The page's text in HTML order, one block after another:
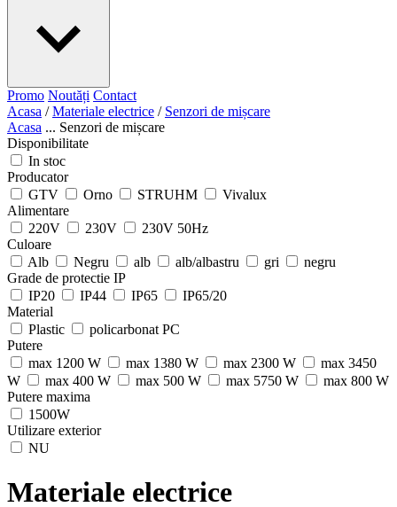
Promo Noutăți Contact
Acasa / Materiale electrice / Senzori de mișcare
Acasa ... Senzori de mișcare
Disponibilitate
In stoc
Producator
GTV
Orno STRUHM
Vivalux
Alimentare
220V
230V
230V 50Hz
Culoare
Alb
Negru alb alb/albastru gri
negru
Grade de protectie IP
IP20
IP44 IP65
IP65/20
Material
Plastic
policarbonat PC
Putere
max 1200 W
max 1380 W max 2300 W
max 3450
W
max 400 W max 500 W max 5750 W
max 800 W
Putere maxima
1500W
Utilizare exterior
NU
Materiale electrice